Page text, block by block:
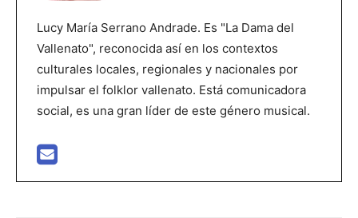
Lucy María Serrano Andrade. Es "La Dama del
Vallenato", reconocida así en los contextos
culturales locales, regionales y nacionales por
impulsar el folklor vallenato. Está comunicadora
social, es una gran líder de este género musical.